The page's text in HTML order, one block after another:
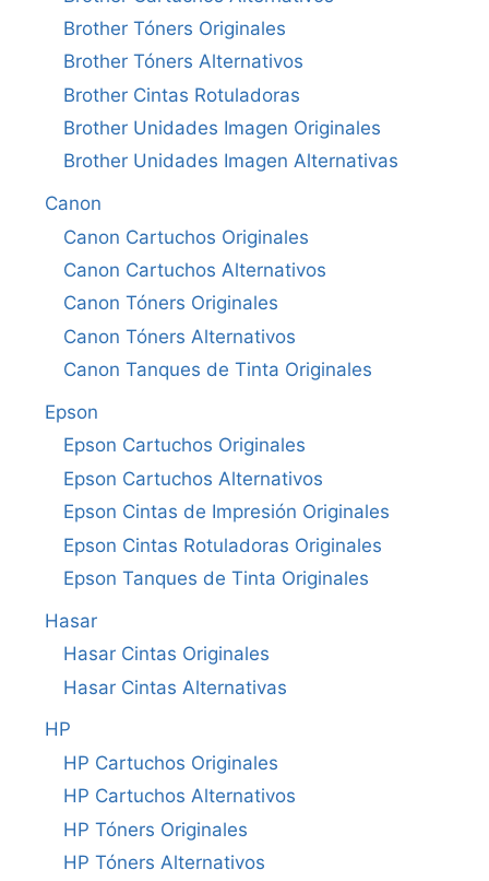
Brother Tóners Originales
Brother Tóners Alternativos
Brother Cintas Rotuladoras
Brother Unidades Imagen Originales
Brother Unidades Imagen Alternativas
Canon
Canon Cartuchos Originales
Canon Cartuchos Alternativos
Canon Tóners Originales
Canon Tóners Alternativos
Canon Tanques de Tinta Originales
Epson
Epson Cartuchos Originales
Epson Cartuchos Alternativos
Epson Cintas de Impresión Originales
Epson Cintas Rotuladoras Originales
Epson Tanques de Tinta Originales
Hasar
Hasar Cintas Originales
Hasar Cintas Alternativas
HP
HP Cartuchos Originales
HP Cartuchos Alternativos
HP Tóners Originales
HP Tóners Alternativos